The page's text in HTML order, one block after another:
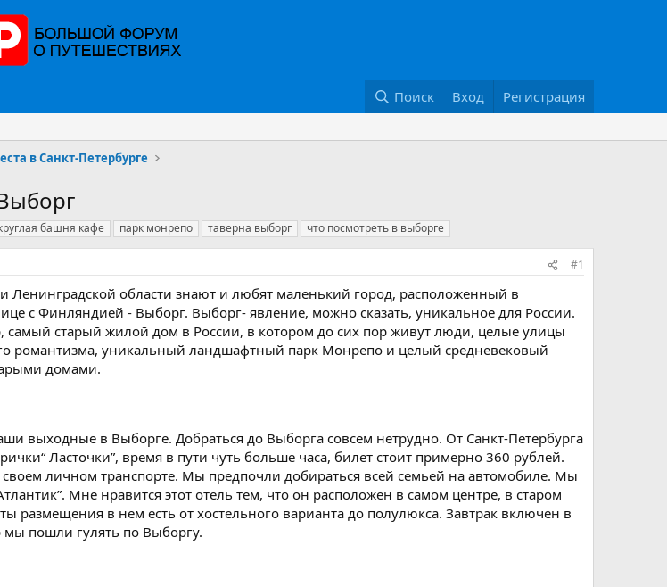
Поиск Вход Регистрация
в Санкт-Петербурге
башня кафе парк монрепо таверна выборг что посмотреть в выборге
#1
Ленинградской области знают и любят маленький город, расположенный в
с Финляндией - Выборг. Выборг- явление, можно сказать, уникальное для России.
самый старый жилой дом в России, в котором до сих пор живут люди, целые улицы
романтизма, уникальный ландшафтный парк Монрепо и целый средневековый
домами.
выходные в Выборге. Добраться до Выборга совсем нетрудно. От Санкт-Петербурга
Ласточки”, время в пути чуть больше часа, билет стоит примерно 360 рублей.
личном транспорте. Мы предпочли добираться всей семьей на автомобиле. Мы
Мне нравится этот отель тем, что он расположен в самом центре, в старом
размещения в нем есть от хостельного варианта до полулюкса. Завтрак включен в
пошли гулять по Выборгу.